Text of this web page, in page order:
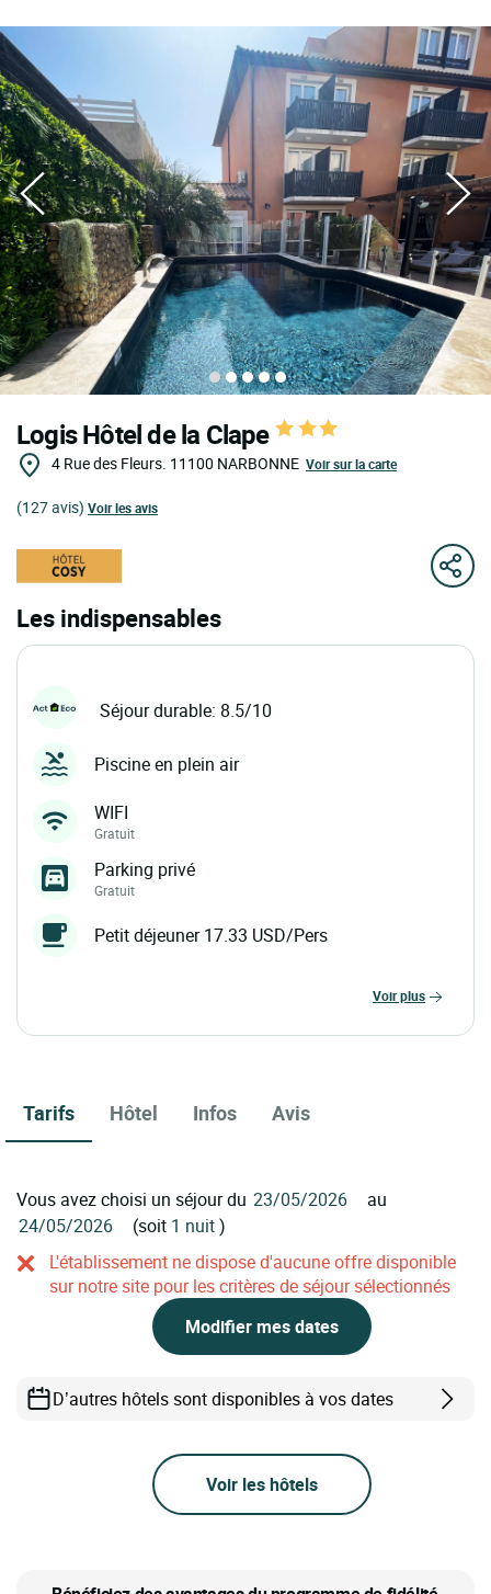
Logis Hôtel de la Clape
4 Rue des Fleurs. 11100 NARBONNE Voir sur la carte
(127 avis) Voir les avis
Les indispensables
Séjour durable: 8.5/10
Piscine en plein air
WIFI
Gratuit
Parking privé
Gratuit
Petit déjeuner 17.33 USD/Pers
voir plus
Tarifs Hôtel Infos Avis
Vous avez choisi un séjour du
au
(soit 1 nuit)
L'établissement ne dispose d'aucune offre disponible
sur notre site pour les critères de séjour sélectionnés
Modifier mes dates
D’autres hôtels sont disponibles à vos dates
Voir les hôtels